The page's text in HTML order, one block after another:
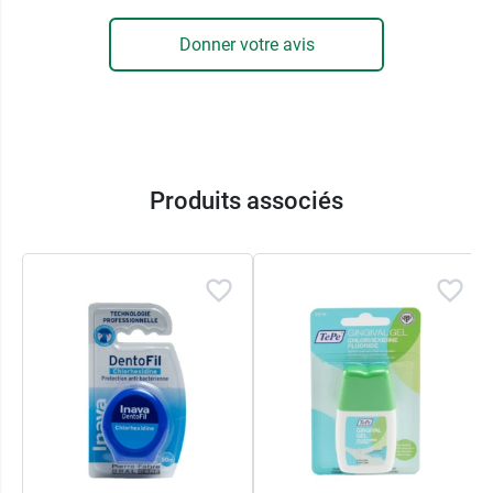
Donner votre avis
Produits associés